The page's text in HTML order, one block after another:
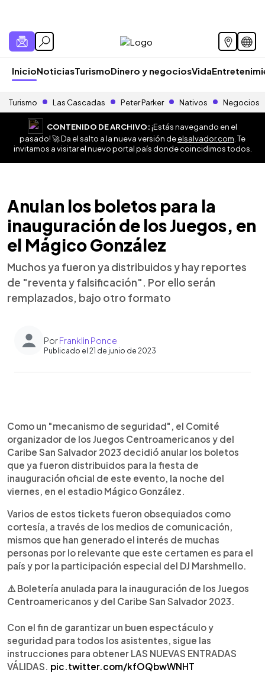
InicioNoticiasTurismoDinero y negociosVida
Turismo Las Cascadas Peter Parker Nativos Negocios
CONTENIDO DE ARCHIVO:¡Estás navegando en el
pasado! 🚀 Da el salto a la nueva versión deelsalvador.com . Te
invitamos a visitar el nuevo portal país donde coincidimos todos.
Anulan los boletos para la
inauguración de los Juegos, en
el Mágico González
Muchos ya fueron ya distribuidos y hay reportes
de "reventa y falsificación". Por ello serán
remplazados, bajo otro formato
PorFranklin Ponce
Publicado el 21 de junio de 2023
Escuchar artículo
Como un "mecanismo de seguridad", el Comité
organizador de los Juegos Centroamericanos y del
Caribe San Salvador 2023 decidió anular los boletos
que ya fueron distribuidos para la fiesta de
inauguración oficial de este evento, la noche del
viernes, en el estadio Mágico González.
Varios de estos tickets fueron obsequiados como
cortesía, a través de los medios de comunicación,
mismos que han generado el interés de muchas
personas por lo relevante que este certamen es para el
país y por la participación especial del DJ Marshmello.
⚠️ Boletería anulada para la inauguración de los Juegos
Centroamericanos y del Caribe San Salvador 2023.
Con el fin de garantizar un buen espectáculo y
seguridad para todos los asistentes, sigue las
instrucciones para obtener LAS NUEVAS ENTRADAS
VÁLIDAS. pic.twitter.com/kfOQbwWNHT